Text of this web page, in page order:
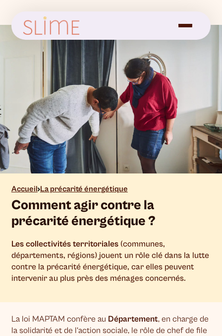
Accueil La précarité énergétique
Comment agir contre la
précarité énergétique ?
Les collectivités territoriales(communes,
départements, régions) jouent un rôle clé dans la lutte
contre la précarité énergétique, car elles peuvent
intervenir au plus près des ménages concernés.
La loi MAPTAM confère au Département, en charge de
la solidarité et de l’action sociale, le rôle de chef de file